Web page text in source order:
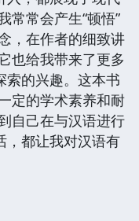
常常会产生“顿悟”
，在作者的细致讲
也给我带来了更多
索的兴趣。这本书
定的学术素养和耐
自己在与汉语进行
，都让我对汉语有